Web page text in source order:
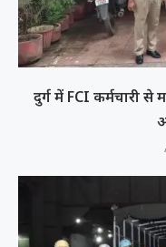
दुर्ग में FCI कर्मचारी से